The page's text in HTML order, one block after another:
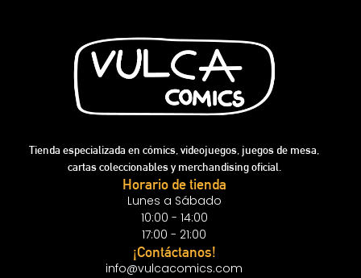
Tienda especializada en cómics, videojuegos, juegos de mesa,
cartas coleccionables y merchandising oficial.
Horario de tienda
Lunes a Sábado
10:00 - 14:00
17:00 - 21:00
¡Contáctanos!
info@vulcacomics.com